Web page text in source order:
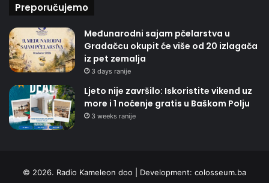
Preporučujemo
Međunarodni sajam pčelarstva u
Gradačcu okupit će više od 20 izlagača
iz pet zemalja
3 days ranije
Ljeto nije završilo: Iskoristite vikend uz
more i 1 noćenje gratis u Baškom Polju
3 weeks ranije
© 2026. Radio Kameleon doo | Development: colosseum.ba